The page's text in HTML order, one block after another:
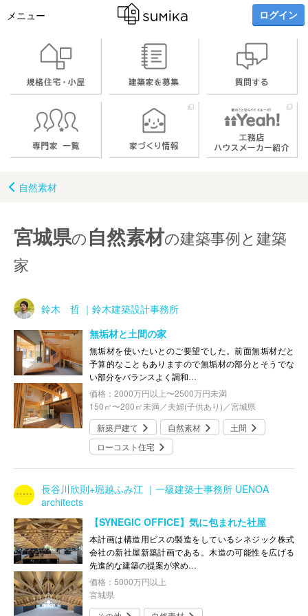
メニュー ログイン
自然素材
宮城県の自然素材の建築事例と建築
家
鈴木 哲 ｜鈴木建築設計事務所
無垢材と土間の家
無垢材を使いたいとのご要望でした。前面無垢材だと
予算的なこともありますので無垢材の部分とそうでな
い部分をバランスよく調和…
価格：2000万円以上〜2500万円未満
150㎡〜200㎡未満／夫婦(子供あり)／宮城県
新築戸建て
自然素材
土間
ローコスト住宅
長谷川欣則+堀越ふみ江 ｜一級建築士事務所 UENOA
architects
【SYNEGIC OFFICE】気に包まれた社屋
本計画は構造用ビスの製造をしているシネジック株式
会社の新社屋新築計画である。木造の可能性を広げる
先進的な建築の提案が求め…
価格：5000万円以上
宮城県